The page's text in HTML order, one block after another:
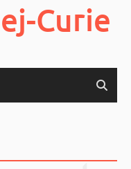
Curie